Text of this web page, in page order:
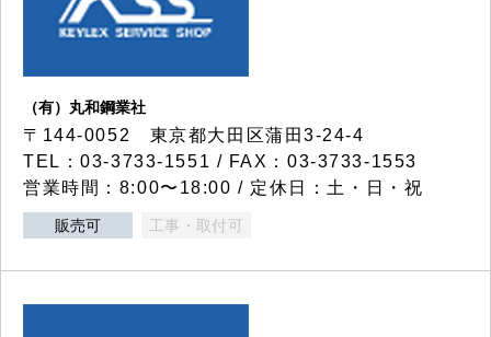
（有）丸和鋼業社
〒144-0052 東京都大田区蒲田3-24-4
TEL：03-3733-1551 / FAX：03-3733-1553
営業時間：8:00〜18:00 / 定休日：土・日・祝
販売可 工事・取付可